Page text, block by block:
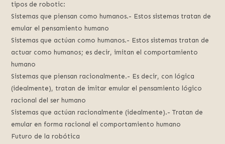
tipos de robotic:
Sistemas que piensan como humanos.- Estos sistemas tratan de
emular el pensamiento humano
Sistemas que actúan como humanos.- Estos sistemas tratan de
actuar como humanos; es decir, imitan el comportamiento
humano
Sistemas que piensan racionalmente.- Es decir, con lógica
(idealmente), tratan de imitar emular el pensamiento lógico
racional del ser humano
Sistemas que actúan racionalmente (idealmente).- Tratan de
emular en forma racional el comportamiento humano
Futuro de la robótica